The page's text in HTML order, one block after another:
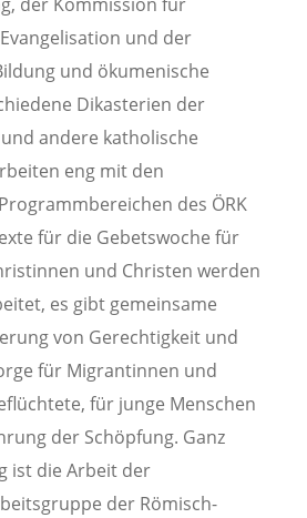
und der
und ökumenische
Dikasterien der
andere katholische
eng mit den
des ÖRK
für die Gebetswoche für
und Christen werden
es gibt gemeinsame
von Gerechtigkeit und
für Migrantinnen und
für junge Menschen
der Schöpfung. Ganz
ist die Arbeit der
der Römisch-